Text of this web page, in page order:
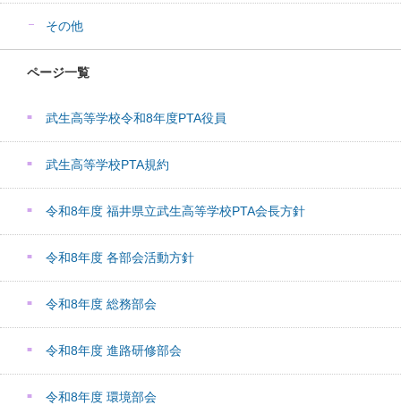
その他
ページ一覧
武生高等学校令和8年度PTA役員
武生高等学校PTA規約
令和8年度 福井県立武生高等学校PTA会長方針
令和8年度 各部会活動方針
令和8年度 総務部会
令和8年度 進路研修部会
令和8年度 環境部会